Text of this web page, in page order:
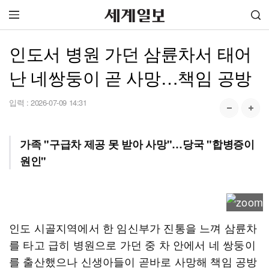
인도서 병원 가던 삼륜차서 태어
난 네쌍둥이 곧 사망…책임 공방
입력 : 2026-07-09 14:31
가족 "구급차 제공 못 받아 사망"…당국 "합병증이
원인"
인도 시골지역에서 한 임신부가 진통을 느껴 삼륜차
를 타고 급히 병원으로 가던 중 차 안에서 네 쌍둥이
를 출산했으나 신생아들이 곧바로 사망해 책임 공방